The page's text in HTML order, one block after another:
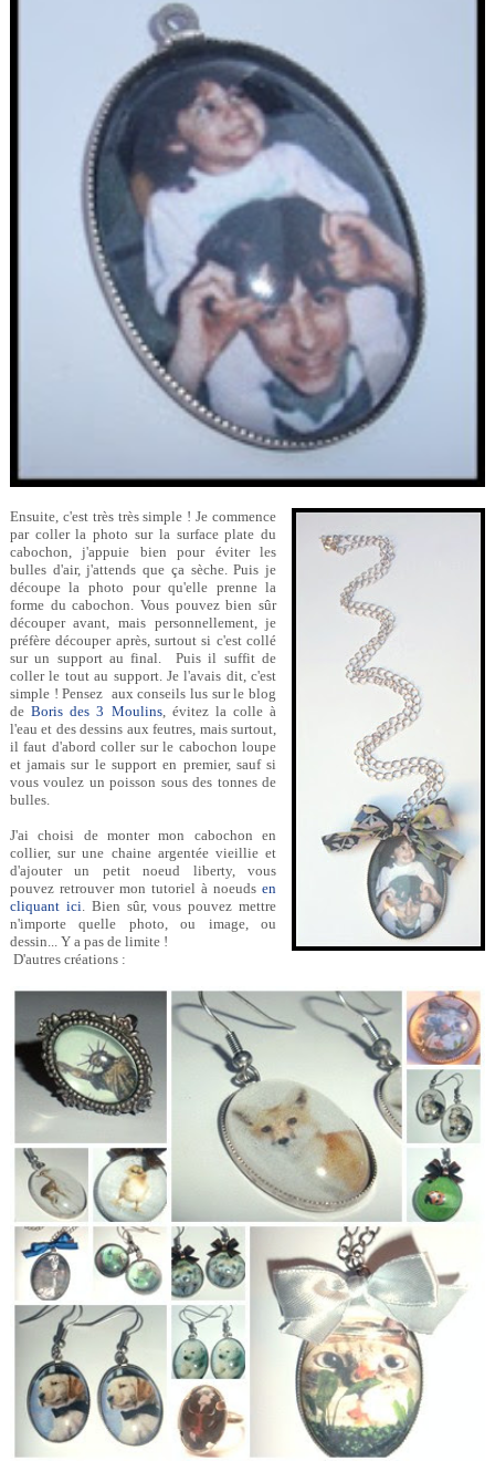
Ensuite, c'est très très simple ! Je commence
par coller la photo sur la surface plate du
cabochon, j'appuie bien pour éviter les
bulles d'air, j'attends que ça sèche. Puis je
découpe la photo pour qu'elle prenne la
forme du cabochon. Vous pouvez bien sûr
découper avant, mais personnellement, je
préfère découper après, surtout si c'est collé
sur un support au final. Puis il suffit de
coller le tout au support. Je l'avais dit, c'est
simple ! Pensez aux conseils lus sur le blog
deBoris des 3 Moulins, évitez la colle à
l'eau et des dessins aux feutres, mais surtout,
il faut d'abord coller sur le cabochon loupe
et jamais sur le support en premier, sauf si
vous voulez un poisson sous des tonnes de
bulles.
J'ai choisi de monter mon cabochon en
collier, sur une chaine argentée vieillie et
d'ajouter un petit noeud liberty, vous
pouvez retrouver mon tutoriel à noeudsen
cliquant ici. Bien sûr, vous pouvez mettre
n'importe quelle photo, ou image, ou
dessin... Y a pas de limite !
D'autres créations :